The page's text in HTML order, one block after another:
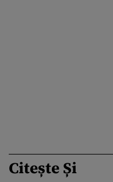
Citește Și